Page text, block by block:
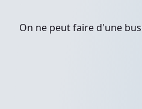
On ne peut faire d'une